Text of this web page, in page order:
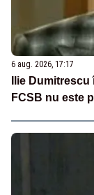
6 aug. 2026, 17:17
Ilie
FCSB nu este